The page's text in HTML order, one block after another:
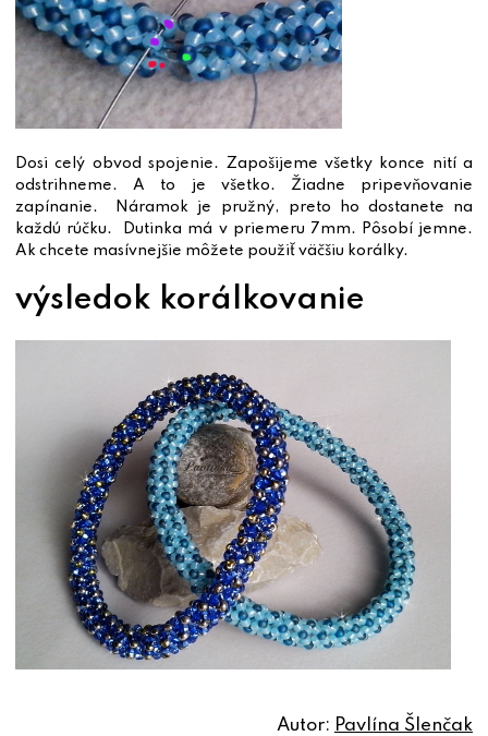
Dosi celý obvod spojenie. Zapošijeme všetky konce nití a
odstrihneme.A to je všetko. Žiadne pripevňovanie
zapínanie. Náramok je pružný, preto ho dostanete na
každú rúčku. Dutinka má v priemeru 7mm. Pôsobí jemne.
Ak chcete masívnejšie môžete použiť väčšiu korálky.
výsledok korálkovanie
Autor: Pavlína Šlenčak